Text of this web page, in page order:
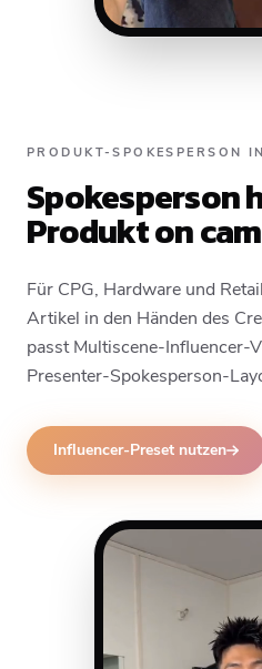
PRODUKT-SPOKESPERSON
Spokesperson
Produkt on
Für CPG, Hardware und
Artikel in den Händen des
passt Multiscene-Influencer-
Presenter-Spokesperson-
Influencer-Preset nutzen